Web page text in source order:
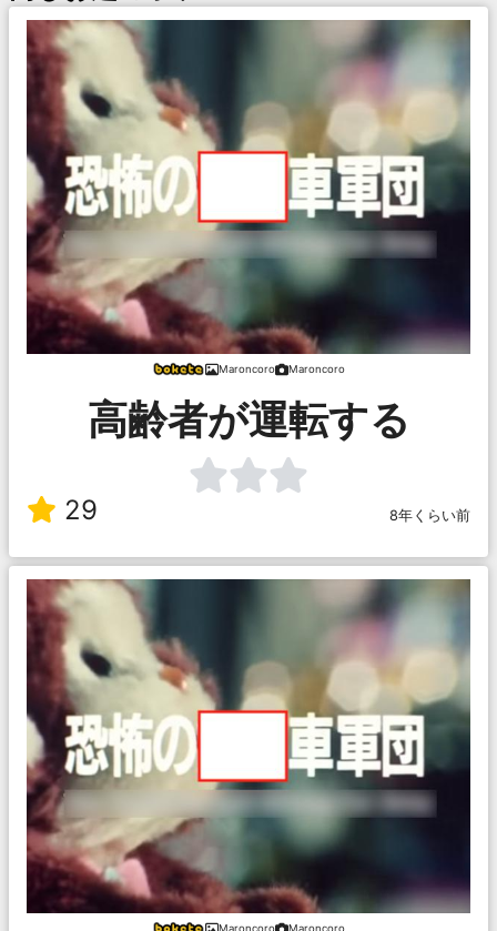
Maroncoro Maroncoro
高齢者が運転する
29 8年くらい前
Maroncoro Maroncoro